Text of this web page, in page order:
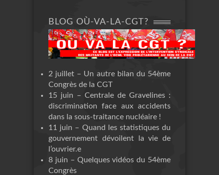
BLOG OÙ-VA-LA-CGT?
2 juillet – Un autre bilan du 54ème
Congrès de la CGT
15 juin – Centrale de Gravelines :
discrimination face aux accidents
dans la sous-traitance nucléaire !
11 juin – Quand les statistiques du
gouvernement dévoilent la vie de
l’ouvrier.e
8 juin – Quelques vidéos du 54ème
Congrès